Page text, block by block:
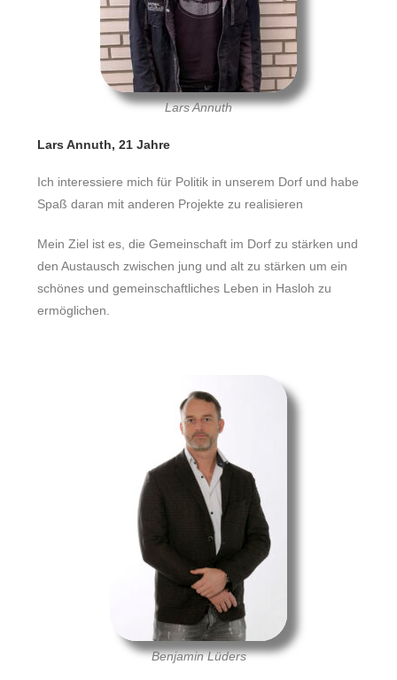
Lars Annuth
Lars Annuth, 21 Jahre
Ich interessiere mich für Politik in unserem Dorf und habe
Spaß daran mit anderen Projekte zu realisieren
Mein Ziel ist es, die Gemeinschaft im Dorf zu stärken und
den Austausch zwischen jung und alt zu stärken um ein
schönes und gemeinschaftliches Leben in Hasloh zu
ermöglichen.
Benjamin Lüders